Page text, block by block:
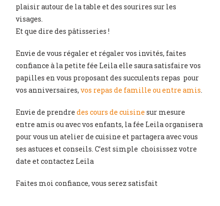
plaisir autour de la table et des sourires sur les
visages.
Et que dire des pâtisseries !
Envie de vous régaler et régaler vos invités, faites
confiance à la petite fée Leila elle saura satisfaire vos
papilles en vous proposant des succulents repas pour
vos anniversaires,vos repas de famille ou entre amis.
Envie de prendredes cours de cuisine sur mesure
entre amis ou avec vos enfants, la fée Leila organisera
pour vous un atelier de cuisine et partagera avec vous
ses astuces et conseils. C’est simple choisissez votre
date et contactez Leila
Faites moi confiance, vous serez satisfait